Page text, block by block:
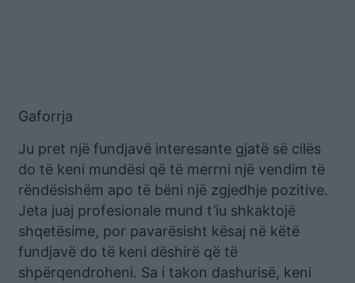
Gaforrja
Ju pret një fundjavë interesante gjatë së cilës
do të keni mundësi që të merrni një vendim të
rëndësishëm apo të bëni një zgjedhje pozitive.
Jeta juaj profesionale mund t’iu shkaktojë
shqetësime, por pavarësisht kësaj në këtë
fundjavë do të keni dëshirë që të
shpërqendroheni. Sa i takon dashurisë, keni